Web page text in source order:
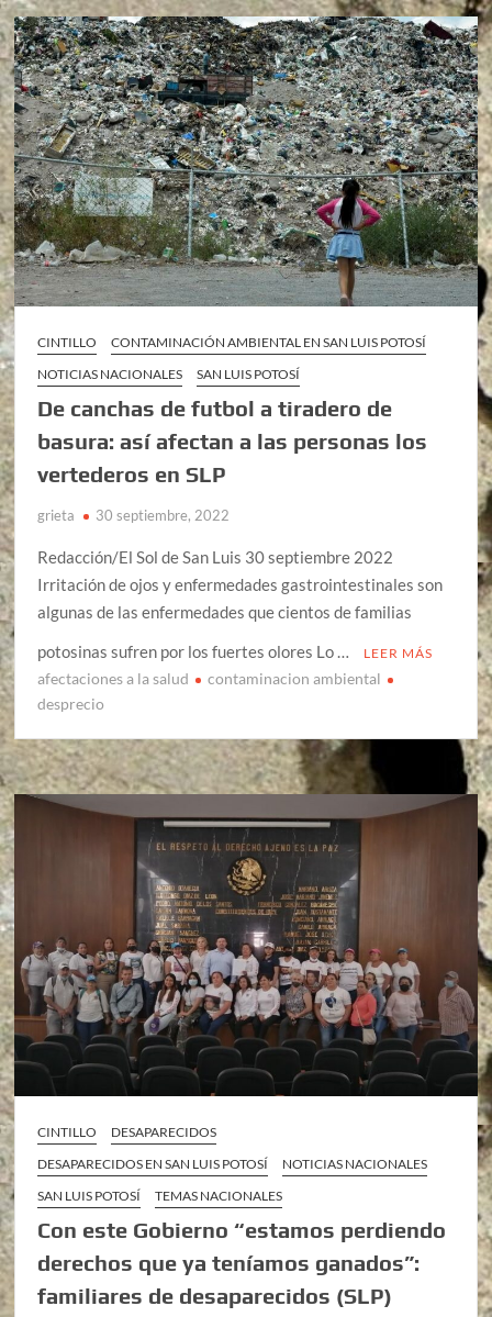
CINTILLO
CONTAMINACIÓN AMBIENTAL EN SAN LUIS POTOSÍ
NOTICIAS NACIONALES
SAN LUIS POTOSÍ
De canchas de futbol a tiradero de
basura: así afectan a las personas los
vertederos en SLP
grieta 30 septiembre, 2022
Redacción/El Sol de San Luis 30 septiembre 2022
Irritación de ojos y enfermedades gastrointestinales son
algunas de las enfermedades que cientos de familias
potosinas sufren por los fuertes olores Lo …
LEER MÁS
afectaciones a la salud
contaminacion ambiental
desprecio
CINTILLO
DESAPARECIDOS
DESAPARECIDOS EN SAN LUIS POTOSÍ
NOTICIAS NACIONALES
SAN LUIS POTOSÍ
TEMAS NACIONALES
Con este Gobierno “estamos perdiendo
derechos que ya teníamos ganados”:
familiares de desaparecidos (SLP)